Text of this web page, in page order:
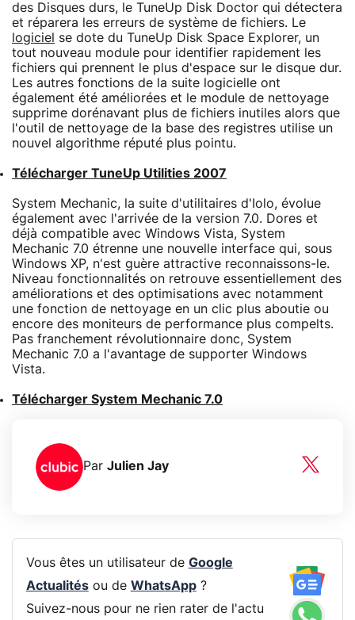
des Disques durs, le TuneUp Disk Doctor qui détectera
et réparera les erreurs de système de fichiers. Le
logiciel
se dote du TuneUp Disk Space Explorer, un
tout nouveau module pour identifier rapidement les
fichiers qui prennent le plus d'espace sur le disque dur.
Les autres fonctions de la suite logicielle ont
également été améliorées et le module de nettoyage
supprime dorénavant plus de fichiers inutiles alors que
l'outil de nettoyage de la base des registres utilise un
nouvel algorithme réputé plus pointu.
Télécharger TuneUp Utilities 2007
System Mechanic, la suite d'utilitaires d'Iolo, évolue
également avec l'arrivée de la version 7.0. Dores et
déjà compatible avec Windows Vista, System
Mechanic 7.0 étrenne une nouvelle interface qui, sous
Windows XP, n'est guère attractive reconnaissons-le.
Niveau fonctionnalités on retrouve essentiellement des
améliorations et des optimisations avec notamment
une fonction de nettoyage en un clic plus aboutie ou
encore des moniteurs de performance plus compelts.
Pas franchement révolutionnaire donc, System
Mechanic 7.0 a l'avantage de supporter Windows
Vista.
Télécharger System Mechanic 7.0
Par Julien Jay
Vous êtes un utilisateur de Google
Actualitésou de WhatsApp?
Suivez-nous pour ne rien rater de l'actu